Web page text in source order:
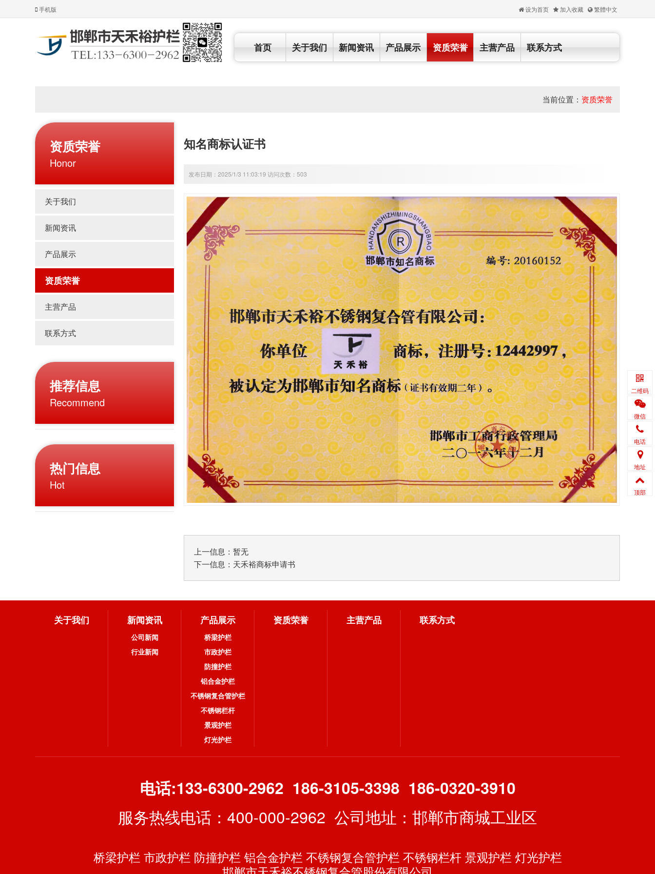
手机版 设为首页 加入收藏 繁體中文
首页 关于我们 新闻资讯 产品展示 资质荣誉 主营产品 联系方式
当前位置： 资质荣誉
资质荣誉
Honor
关于我们
新闻资讯
产品展示
资质荣誉
主营产品
联系方式
推荐信息
Recommend
热门信息
Hot
知名商标认证书
发布日期：2025/1/3 11:03:19 访问次数：503
上一信息：暂无
下一信息： 天禾裕商标申请书
关于我们 新闻资讯
公司新闻
行业新闻
产品展示
桥梁护栏
市政护栏
防撞护栏
铝合金护栏
不锈钢复合管护栏
不锈钢栏杆
景观护栏
灯光护栏
资质荣誉 主营产品 联系方式
电话:133-6300-2962 186-3105-3398 186-0320-3910
服务热线电话：400-000-2962 公司地址：邯郸市商城工业区
桥梁护栏 市政护栏 防撞护栏 铝合金护栏 不锈钢复合管护栏 不锈钢栏杆 景观护栏 灯光护栏
二维码
微信
电话
地址
顶部